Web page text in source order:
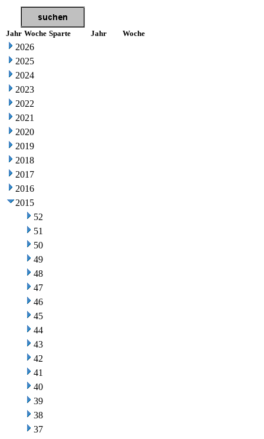
Jahr Woche Sparte Jahr Woche
2026
2025
2024
2023
2022
2021
2020
2019
2018
2017
2016
2015
52
51
50
49
48
47
46
45
44
43
42
41
40
39
38
37